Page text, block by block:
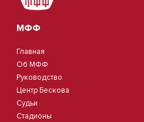
МФФ
Главная
Об МФФ
Руководство
Центр Бескова
Судьи
Стадионы